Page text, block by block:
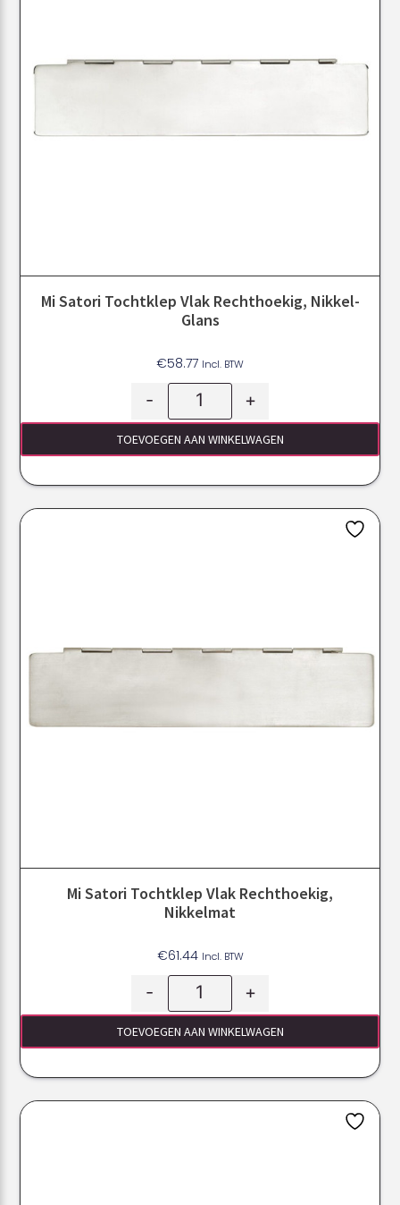
Mi Satori Tochtklep Vlak Rechthoekig, Nikkel-
Glans
€58.77 Incl. BTW
- +
TOEVOEGEN AAN WINKELWAGEN
Mi Satori Tochtklep Vlak Rechthoekig,
Nikkelmat
€61.44 Incl. BTW
- +
TOEVOEGEN AAN WINKELWAGEN